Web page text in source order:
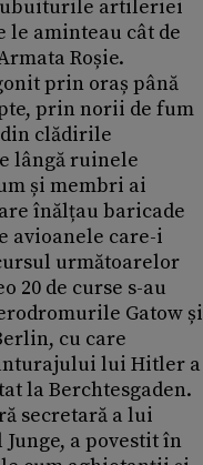
artileriei
le aminteau cât de
Roșie.
prin oraș până
prin norii de fum
clădirile
lângă ruinele
și membri ai
înălțau baricade
avioanele care-i
următoarelor
20 de curse s-au
Gatow și
cu care
lui Hitler a
la Berchtesgaden.
secretară a lui
a povestit în